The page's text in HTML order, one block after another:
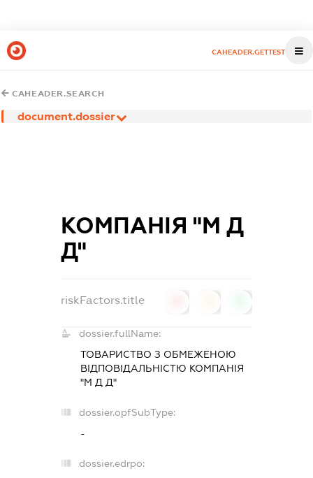
CAHEADER.GETTEST
CAHEADER.SEARCH
document.dossier
КОМПАНІЯ "М Д
Д"
riskFactors.title
dossier.fullName:
ТОВАРИСТВО З ОБМЕЖЕНОЮ
ВІДПОВІДАЛЬНІСТЮ КОМПАНІЯ
"М Д Д"
dossier.opfSubType:
-
dossier.edrpo: